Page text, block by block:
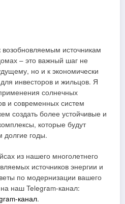
источникам
– это важный шаг не
но и к экономически
инвесторов и жильцов. Я
солнечных
и современных систем
создать более устойчивые и
которые будут
долгие годы.
из нашего многолетнего
источников энергии и
по модернизации вашего
наш Telegram-канал:
канал.